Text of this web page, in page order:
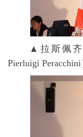
▲拉斯佩齐亚
Pierluigi